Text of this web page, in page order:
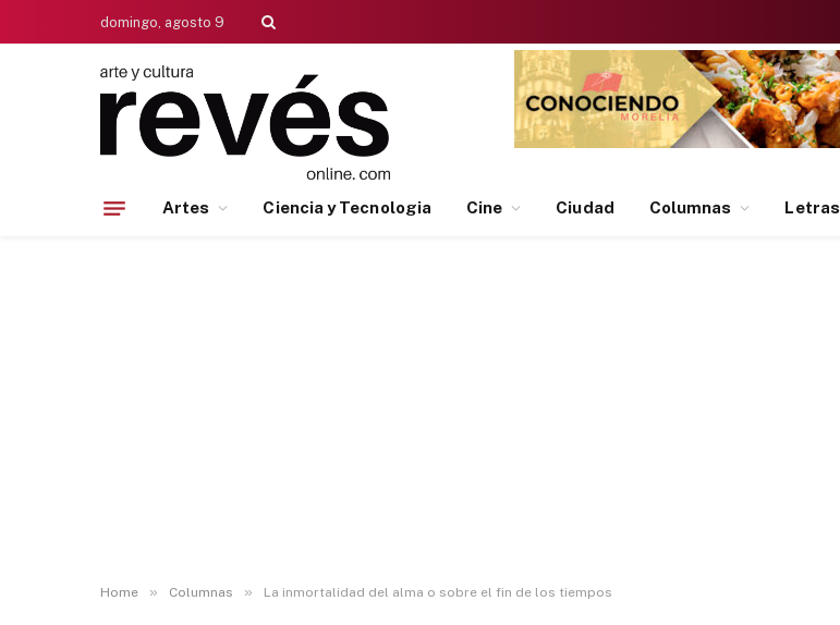
domingo, agosto 9
Artes Ciencia y Tecnologia Cine Ciudad Columnas Letras
Home » Columnas » La inmortalidad del alma o sobre el fin de los tiempos